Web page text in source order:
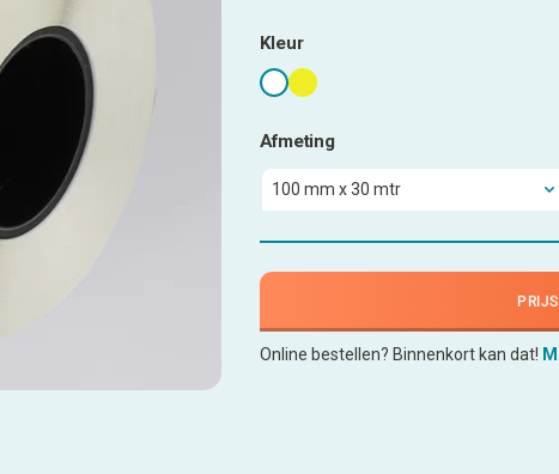
Kleur
Afmeting
Online bestellen? Binnenkort kan dat!